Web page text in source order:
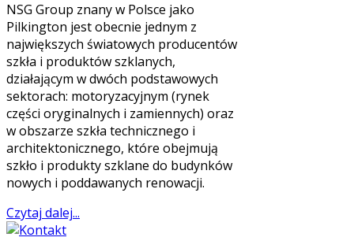
NSG Group znany w Polsce jako
Pilkington jest obecnie jednym z
największych światowych producentów
szkła i produktów szklanych,
działającym w dwóch podstawowych
sektorach: motoryzacyjnym (rynek
części oryginalnych i zamiennych) oraz
w obszarze szkła technicznego i
architektonicznego, które obejmują
szkło i produkty szklane do budynków
nowych i poddawanych renowacji.
Czytaj dalej...